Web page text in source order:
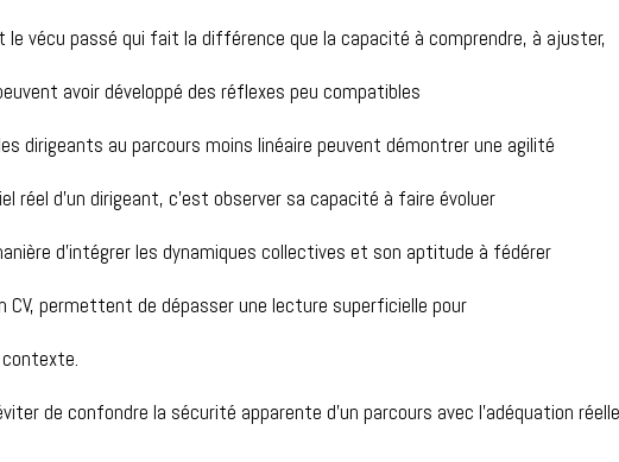
vécu passé qui fait la différence que la capacité à comprendre, à ajuster,
avoir développé des réflexes peu compatibles
dirigeants au parcours moins linéaire peuvent démontrer une agilité
réel d’un dirigeant, c’est observer sa capacité à faire évoluer
d’intégrer les dynamiques collectives et son aptitude à fédérer
CV, permettent de dépasser une lecture superficielle pour
.
de confondre la sécurité apparented’un parcours avec l’adéquation